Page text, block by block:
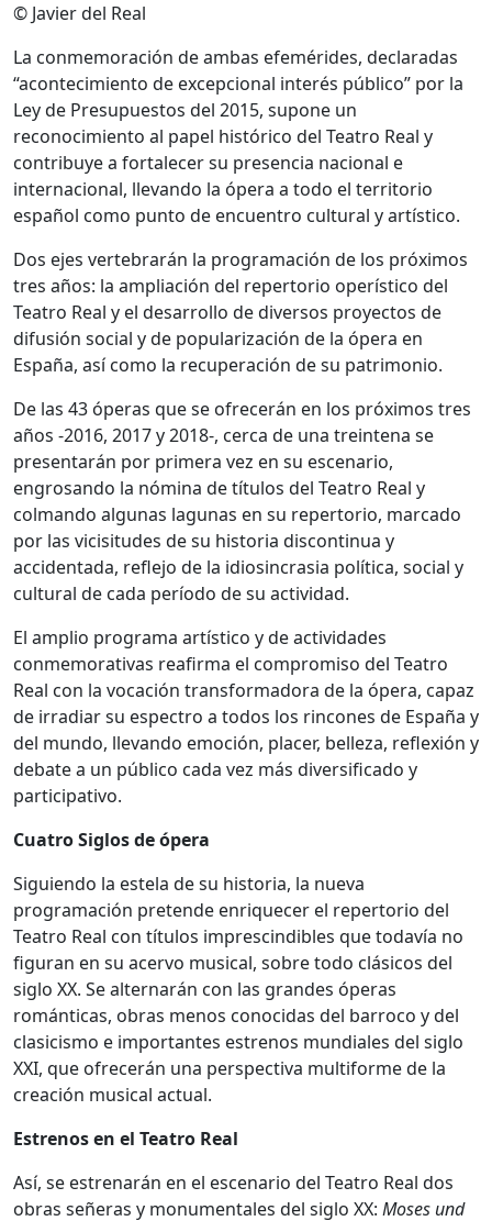
© Javier del Real
La conmemoración de ambas efemérides, declaradas
“acontecimiento de excepcional interés público” por la
Ley de Presupuestos del 2015, supone un
reconocimiento al papel histórico del Teatro Real y
contribuye a fortalecer su presencia nacional e
internacional, llevando la ópera a todo el territorio
español como punto de encuentro cultural y artístico.
Dos ejes vertebrarán la programación de los próximos
tres años: la ampliación del repertorio operístico del
Teatro Real y el desarrollo de diversos proyectos de
difusión social y de popularización de la ópera en
España, así como la recuperación de su patrimonio.
De las 43 óperas que se ofrecerán en los próximos tres
años -2016, 2017 y 2018-, cerca de una treintena se
presentarán por primera vez en su escenario,
engrosando la nómina de títulos del Teatro Real y
colmando algunas lagunas en su repertorio, marcado
por las vicisitudes de su historia discontinua y
accidentada, reflejo de la idiosincrasia política, social y
cultural de cada período de su actividad.
El amplio programa artístico y de actividades
conmemorativas reafirma el compromiso del Teatro
Real con la vocación transformadora de la ópera, capaz
de irradiar su espectro a todos los rincones de España y
del mundo, llevando emoción, placer, belleza, reflexión y
debate a un público cada vez más diversificado y
participativo.
Cuatro Siglos de ópera
Siguiendo la estela de su historia, la nueva
programación pretende enriquecer el repertorio del
Teatro Real con títulos imprescindibles que todavía no
figuran en su acervo musical, sobre todo clásicos del
siglo XX. Se alternarán con las grandes óperas
románticas, obras menos conocidas del barroco y del
clasicismo e importantes estrenos mundiales del siglo
XXI, que ofrecerán una perspectiva multiforme de la
creación musical actual.
Estrenos en el Teatro Real
Así, se estrenarán en el escenario del Teatro Real dos
obras señeras y monumentales del siglo XX: Moses und